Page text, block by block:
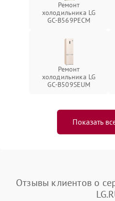
Ремонт
холодильника LG
GC-B569PECM
Ремонт
холодильника LG
GC-B509SEUM
Показать
Отзывы клиентов о